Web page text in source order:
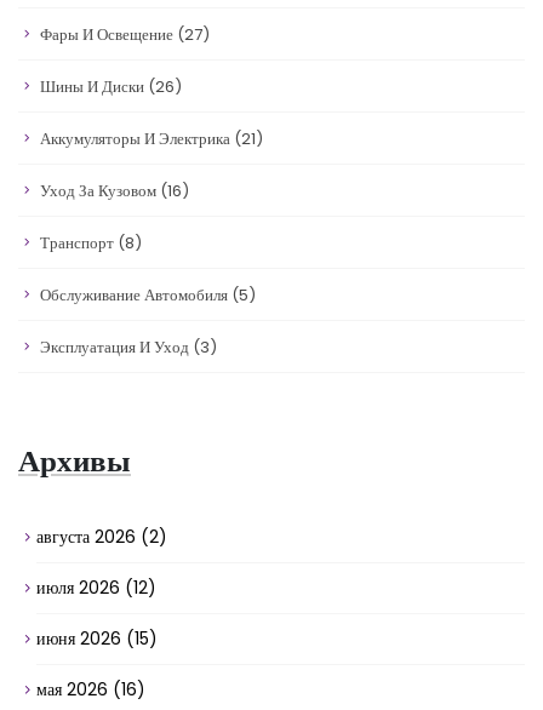
Фары И Освещение (27)
Шины И Диски (26)
Аккумуляторы И Электрика (21)
Уход За Кузовом (16)
Транспорт (8)
Обслуживание Автомобиля (5)
Эксплуатация И Уход (3)
Архивы
августа 2026 (2)
июля 2026 (12)
июня 2026 (15)
мая 2026 (16)